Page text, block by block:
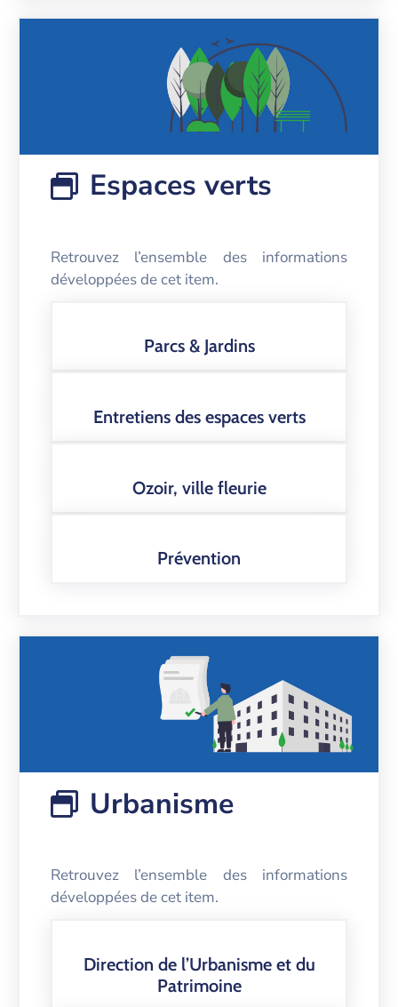
Espaces verts
Retrouvez l’ensemble des informations
développées de cet item.
Parcs & Jardins
Entretiens des espaces verts
Ozoir, ville fleurie
Prévention
Urbanisme
Retrouvez l’ensemble des informations
développées de cet item.
Direction de l’Urbanisme et du
Patrimoine